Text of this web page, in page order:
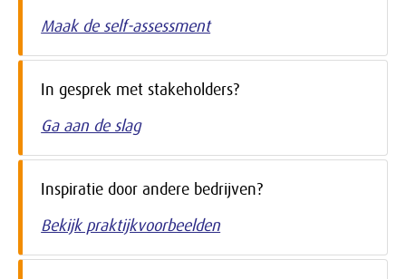
Maak de self-assessment
In gesprek met stakeholders?
Ga aan de slag
Inspiratie door andere bedrijven?
Bekijk praktijkvoorbeelden